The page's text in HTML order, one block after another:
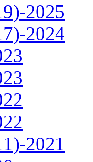
2025
2024
2021